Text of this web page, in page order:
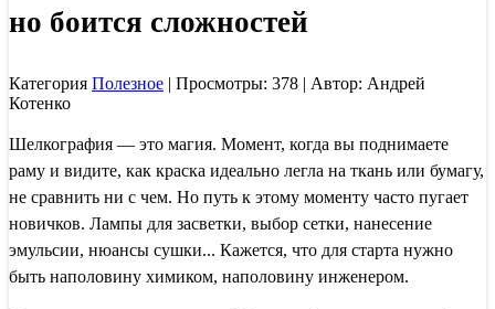
но боится сложностей
Категория Полезное | Просмотры: 378 | Автор: Андрей
Котенко
Шелкография — это магия. Момент, когда вы поднимаете
раму и видите, как краска идеально легла на ткань или бумагу,
не сравнить ни с чем. Но путь к этому моменту часто пугает
новичков. Лампы для засветки, выбор сетки, нанесение
эмульсии, нюансы сушки... Кажется, что для старта нужно
быть наполовину химиком, наполовину инженером.